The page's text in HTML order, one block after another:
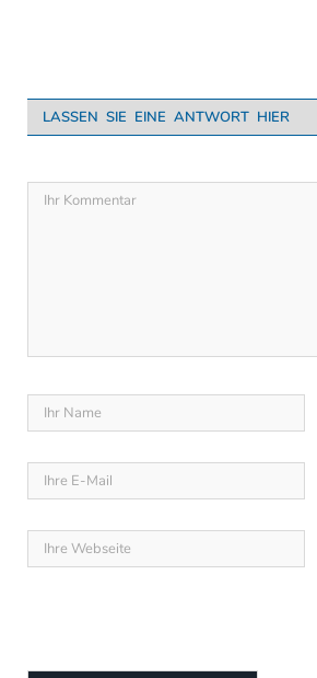
LASSEN SIE EINE ANTWORT HIER